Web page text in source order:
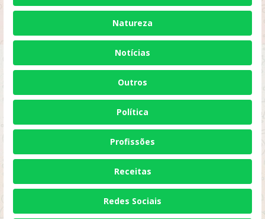
Natureza
Notícias
Outros
Política
Profissões
Receitas
Redes Sociais